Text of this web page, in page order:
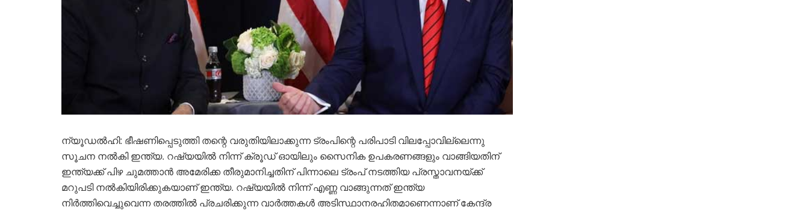
ന്യൂഡൽഹി: ഭീഷണിപ്പെടുത്തി തന്റെ വരുതിയിലാക്കുന്ന ട്രംപിന്റെ പരിപാടി വിലപ്പോവില്ലെന്നു
സൂചന നൽകി ഇന്ത്യ. റഷ്യയിൽ നിന്ന് ക്രൂഡ് ഓയിലും സൈനിക ഉപകരണങ്ങളും വാങ്ങിയതിന്
ഇന്ത്യക്ക് പിഴ ചുമത്താൻ അമേരിക്ക തീരുമാനിച്ചതിന് പിന്നാലെ ട്രംപ് നടത്തിയ പ്രസ്താവനയ്ക്ക്
മറുപടി നൽകിയിരിക്കുകയാണ് ഇന്ത്യ. റഷ്യയിൽ നിന്ന് എണ്ണ വാങ്ങുന്നത് ഇന്ത്യ
നിർത്തിവെച്ചുവെന്ന തരത്തിൽ പ്രചരിക്കുന്ന വാർത്തകൾ അടിസ്ഥാനരഹിതമാണെന്നാണ് കേന്ദ്ര